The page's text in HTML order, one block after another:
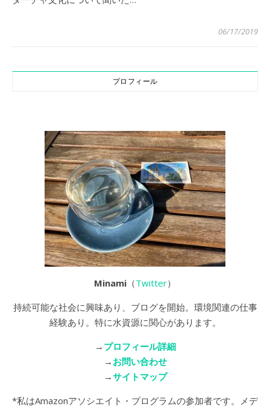
06/17/2019
プロフィール
Minami （Twitter）
持続可能な社会に興味あり、ブログを開始。環境関連の仕事
経験あり。特に水資源に関心があります。
→ プロフィール詳細
→ お問い合わせ
→サイトマップ
*私はAmazonアソシエイト・プログラムの参加者です。メデ